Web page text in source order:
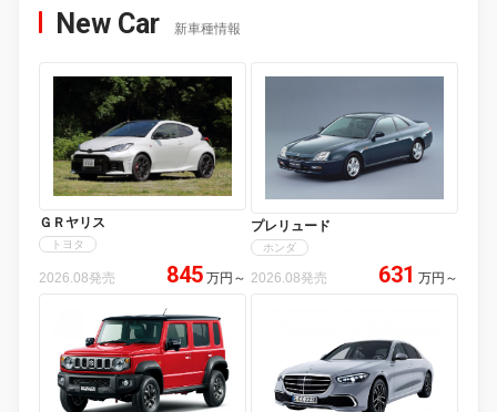
New Car 新車種情報
ＧＲヤリス
トヨタ
2026.08発売 845 万円 ～
プレリュード
ホンダ
2026.08発売 631 万円 ～